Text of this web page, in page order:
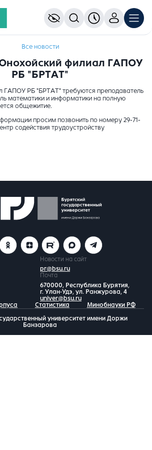
Все новости
Онохойский филиал ГАПОУ
РБ "БРТАТ"
ГАПОУ РБ "БРТАТ" требуются преподаватель
математики и информатики на полную
общежитие.
просим позвонить по номеру 29-71-
содействия трудоустройству
Новости на сайт
pr@bsu.ru
Почта
670000, Республика Бурятия,
г. Улан-Удэ, ул. Ранжурова, 4
univer@bsu.ru
Статистика Минобнауки РФ
университет имени Доржи
Банзарова